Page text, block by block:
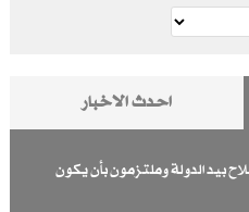
احدث الاخبار
بيد الدولة وملتزمون بأن يكون